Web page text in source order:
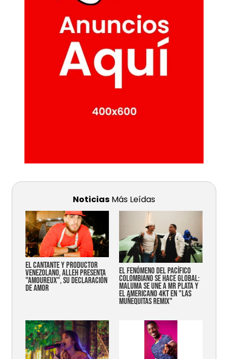
Noticias Más Leídas
EL CANTANTE Y PRODUCTOR
VENEZOLANO, ALLEH PRESENTA
"AMOUREUX", SU DECLARACIÓN
DE AMOR
EL FENÓMENO DEL PACÍFICO
COLOMBIANO SE HACE GLOBAL:
MALUMA SE UNE A MR PLATA Y
EL AMERICANO 4KT EN "LAS
MUÑEQUITAS REMIX"